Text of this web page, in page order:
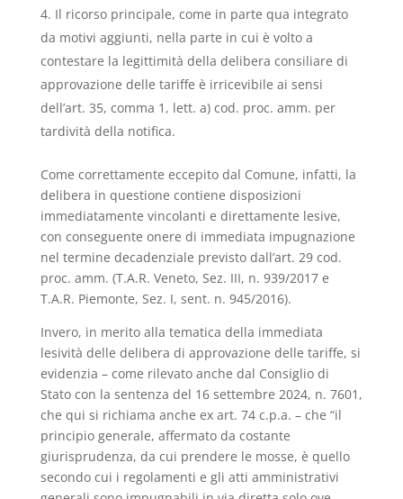
Il ricorso principale, come in parte qua integrato
da motivi aggiunti, nella parte in cui è volto a
contestare la legittimità della delibera consiliare di
approvazione delle tariffe è irricevibile ai sensi
dell’art. 35, comma 1, lett. a) cod. proc. amm. per
tardività della notifica.
Come correttamente eccepito dal Comune, infatti, la
delibera in questione contiene disposizioni
immediatamente vincolanti e direttamente lesive,
con conseguente onere di immediata impugnazione
nel termine decadenziale previsto dall’art. 29 cod.
proc. amm. (T.A.R. Veneto, Sez. III, n. 939/2017 e
T.A.R. Piemonte, Sez. I, sent. n. 945/2016).
Invero, in merito alla tematica della immediata
lesività delle delibera di approvazione delle tariffe, si
evidenzia – come rilevato anche dal Consiglio di
Stato con la sentenza del 16 settembre 2024, n. 7601,
che qui si richiama anche ex art. 74 c.p.a. – che “il
principio generale, affermato da costante
giurisprudenza, da cui prendere le mosse, è quello
secondo cui i regolamenti e gli atti amministrativi